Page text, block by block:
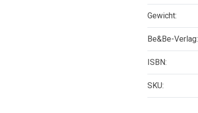
Gewicht:
Be&Be-Verlag:
ISBN:
SKU: